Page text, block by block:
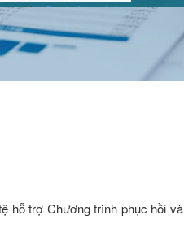
by Translate
hỗ trợ Chương trình phục hồi và